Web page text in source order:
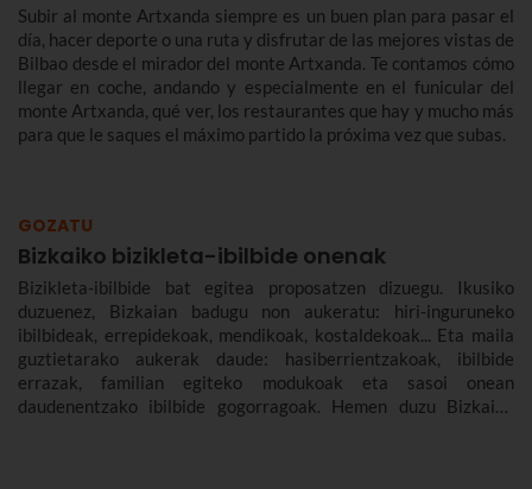
Subir al monte Artxanda siempre es un buen plan para pasar el
día, hacer deporte o una ruta y disfrutar de las mejores vistas de
Bilbao desde el mirador del monte Artxanda. Te contamos cómo
llegar en coche, andando y especialmente en el funicular del
monte Artxanda, qué ver, los restaurantes que hay y mucho más
para que le saques el máximo partido la próxima vez que subas.
GOZATU
Bizkaiko bizikleta-ibilbide onenak
Bizikleta-ibilbide bat egitea proposatzen dizuegu. Ikusiko
duzuenez, Bizkaian badugu non aukeratu: hiri-inguruneko
ibilbideak, errepidekoak, mendikoak, kostaldekoak... Eta maila
guztietarako aukerak daude: hasiberrientzakoak, ibilbide
errazak, familian egiteko modukoak eta sasoi onean
daudenentzako ibilbide gogorragoak. Hemen duzu Bizkaiko